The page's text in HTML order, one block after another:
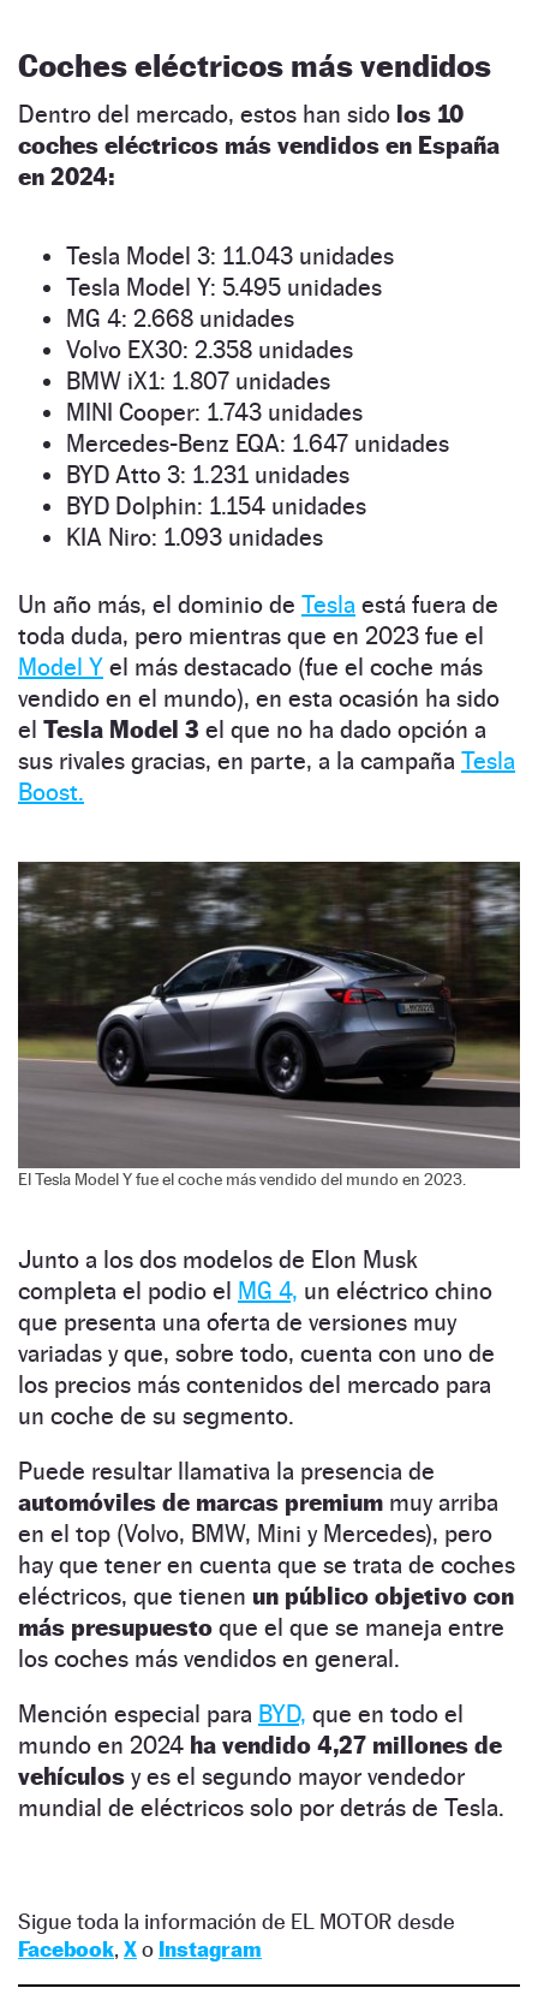
Coches eléctricos más vendidos
Dentro del mercado, estos han sido los 10
coches eléctricos más vendidos en España
en 2024:
Tesla Model 3: 11.043 unidades
Tesla Model Y: 5.495 unidades
MG 4: 2.668 unidades
Volvo EX30: 2.358 unidades
BMW iX1: 1.807 unidades
MINI Cooper: 1.743 unidades
Mercedes-Benz EQA: 1.647 unidades
BYD Atto 3: 1.231 unidades
BYD Dolphin: 1.154 unidades
KIA Niro: 1.093 unidades
Un año más, el dominio de Tesla está fuera de
toda duda, pero mientras que en 2023 fue el
Model Y el más destacado (fue el coche más
vendido en el mundo), en esta ocasión ha sido
el Tesla Model 3 el que no ha dado opción a
sus rivales gracias, en parte, a la campaña Tesla
Boost.
El Tesla Model Y fue el coche más vendido del mundo en 2023.
Junto a los dos modelos de Elon Musk
completa el podio el MG 4, un eléctrico chino
que presenta una oferta de versiones muy
variadas y que, sobre todo, cuenta con uno de
los precios más contenidos del mercado para
un coche de su segmento.
Puede resultar llamativa la presencia de
automóviles de marcas premium muy arriba
en el top (Volvo, BMW, Mini y Mercedes), pero
hay que tener en cuenta que se trata de coches
eléctricos, que tienen un público objetivo con
más presupuesto que el que se maneja entre
los coches más vendidos en general.
Mención especial para BYD, que en todo el
mundo en 2024 ha vendido 4,27 millones de
vehículos y es el segundo mayor vendedor
mundial de eléctricos solo por detrás de Tesla.
Sigue toda la información de EL MOTOR desde
Facebook, Xo Instagram